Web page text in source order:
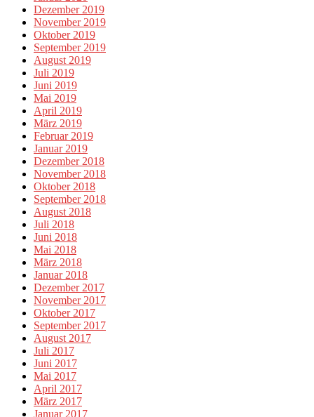
Dezember 2019
November 2019
Oktober 2019
September 2019
August 2019
Juli 2019
Juni 2019
Mai 2019
April 2019
März 2019
Februar 2019
Januar 2019
Dezember 2018
November 2018
Oktober 2018
September 2018
August 2018
Juli 2018
Juni 2018
Mai 2018
März 2018
Januar 2018
Dezember 2017
November 2017
Oktober 2017
September 2017
August 2017
Juli 2017
Juni 2017
Mai 2017
April 2017
März 2017
Januar 2017